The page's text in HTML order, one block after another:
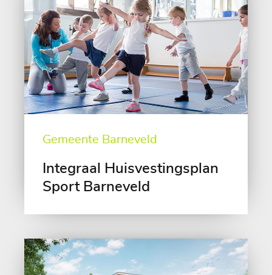
Gemeente Barneveld
Integraal Huisvestingsplan
Sport Barneveld